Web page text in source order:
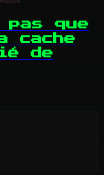
pas que
cache
de